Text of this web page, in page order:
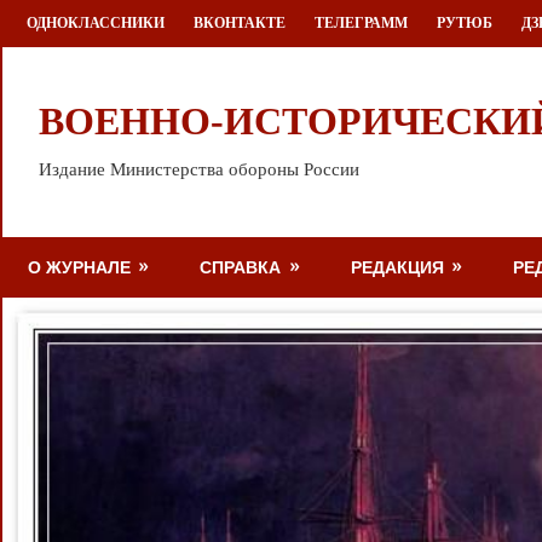
Перейти
к
ОДНОКЛАССНИКИ ВКОНТАКТЕ ТЕЛЕГРАММ РУТЮБ
ВОЕННО-
Издание Министерства обороны России
О ЖУРНАЛЕ СПРАВКА РЕДАКЦИЯ